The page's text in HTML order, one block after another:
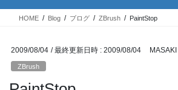
HOME Blog ブログ ZBrush PaintStop
2009/08/04 / 最終更新日時 : 2009/08/04
ZBrush